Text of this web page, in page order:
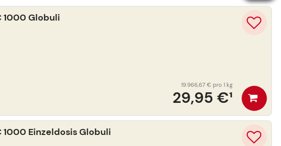
1000 Globuli
29,95 €¹
19.966,67 € pro 1 kg
1000 Einzeldosis Globuli